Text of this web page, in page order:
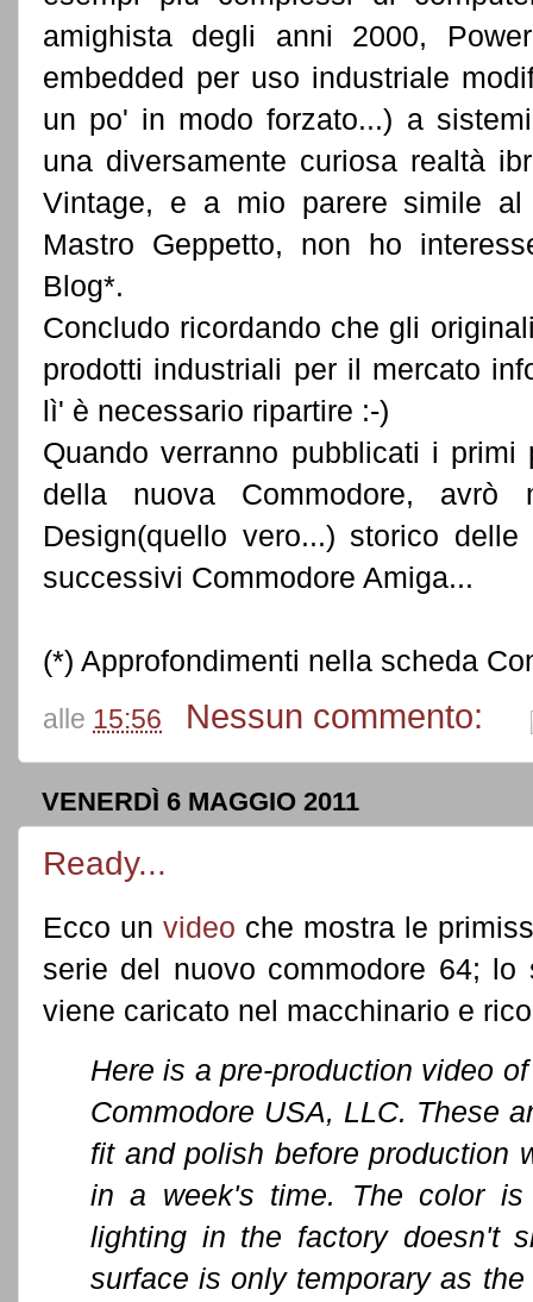
amighista degli anni 2000,
embedded per uso industriale
un po' in modo forzato...) a
una diversamente curiosa realtà
Vintage, e a mio parere simile al
Mastro Geppetto, non ho
Blog*.
Concludo ricordando che gli
prodotti industriali per il mercato
lì' è necessario ripartire :-)
Quando verranno pubblicati i
della nuova Commodore,
Design(quello vero...) storico
successivi Commodore Amiga...
(*) Approfondimenti nella scheda
alle 15:56 Nessun commento:
VENERDÌ 6 MAGGIO 2011
Ready...
Ecco un video che mostra le
serie del nuovo commodore 64; lo
viene caricato nel macchinario e
Here is a pre-production video
Commodore USA, LLC. These
fit and polish before production
in a week's time. The color
lighting in the factory doesn't
surface is only temporary as